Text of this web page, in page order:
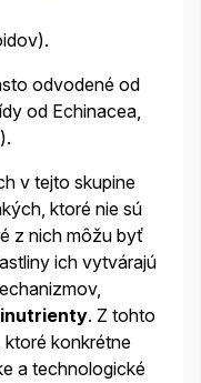
odvodené od
od Echinacea,
v tejto skupine
ktoré nie sú
z nich môžu byť
ich vytvárajú
. Z tohto
konkrétne
a technologické